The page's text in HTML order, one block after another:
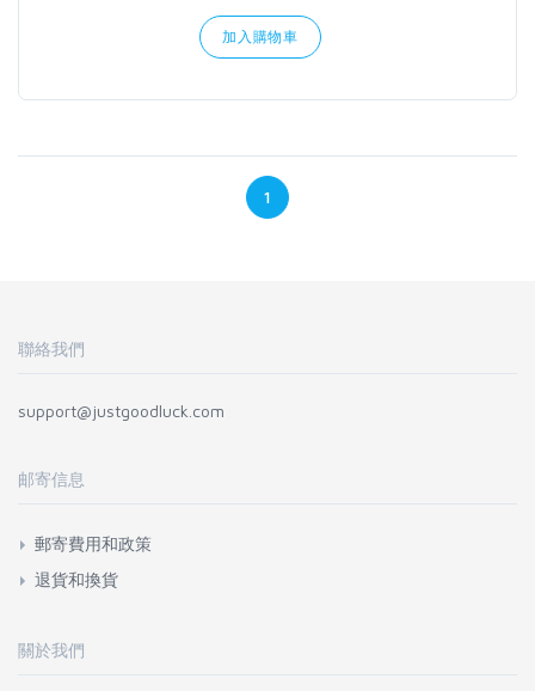
加入購物車
1
聯絡我們
support@justgoodluck.com
邮寄信息
郵寄費用和政策
退貨和換貨
關於我們